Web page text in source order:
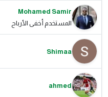
Mohamed Samir
المستخدم أخفى الأرباح
Shimaa
ahmed